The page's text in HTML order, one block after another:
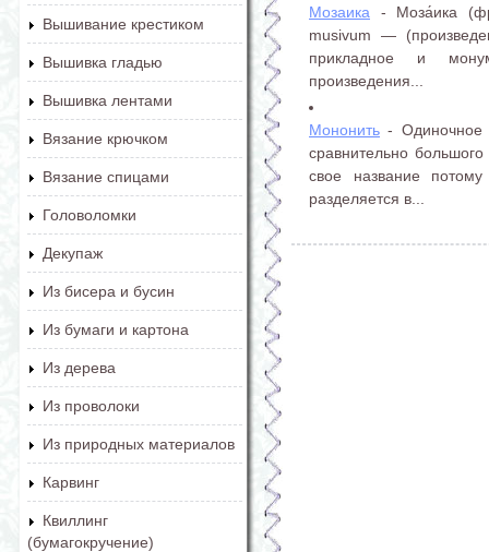
Вышивание крестиком
Вышивка гладью
Вышивка лентами
Вязание крючком
Вязание спицами
Головоломки
Декупаж
Из бисера и бусин
Из бумаги и картона
Из дерева
Из проволоки
Из природных материалов
Карвинг
Квиллинг
(бумагокручение)
Мозаика - Моза́ика
musivum —
прикладное и
произведения...
Мононить - Одиночное
сравнительно
свое название
разделяется в...